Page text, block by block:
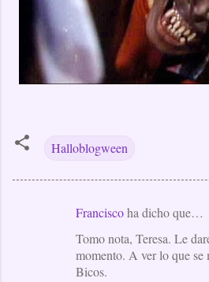
Halloblogween
Franciscoha dicho que…
Tomo nota, Teresa. Le
momento. A ver lo que se
Bicos.